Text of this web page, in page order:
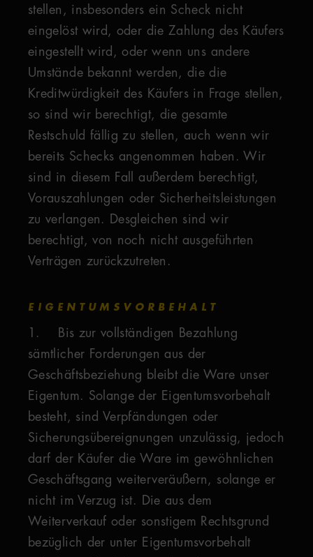
stellen, insbesonders ein Scheck nicht
eingelöst wird, oder die Zahlung des Käufers
eingestellt wird, oder wenn uns andere
Umstände bekannt werden, die die
Kreditwürdigkeit des Käufers in Frage stellen,
so sind wir berechtigt, die gesamte
Restschuld fällig zu stellen, auch wenn wir
bereits Schecks angenommen haben. Wir
sind in diesem Fall außerdem berechtigt,
Vorauszahlungen oder Sicherheitsleistungen
zu verlangen. Desgleichen sind wir
berechtigt, von noch nicht ausgeführten
Verträgen zurückzutreten.
EIGENTUMSVORBEHALT
1. Bis zur vollständigen Bezahlung
sämtlicher Forderungen aus der
Geschäftsbeziehung bleibt die Ware unser
Eigentum. Solange der Eigentumsvorbehalt
besteht, sind Verpfändungen oder
Sicherungsübereignungen unzulässig, jedoch
darf der Käufer die Ware im gewöhnlichen
Geschäftsgang weiterveräußern, solange er
nicht im Verzug ist. Die aus dem
Weiterverkauf oder sonstigem Rechtsgrund
bezüglich der unter Eigentumsvorbehalt